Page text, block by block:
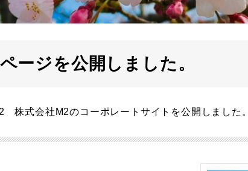
ージを公開しました。
株式会社M2のコーポレートサイトを公開しました。